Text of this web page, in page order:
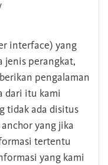
interface) yang
jenis perangkat,
pengalaman
dari itu kami
tidak ada disitus
yang jika
tertentu
yang kami